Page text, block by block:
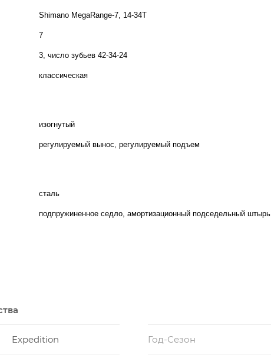
Shimano MegaRange-7, 14-34T
7
3, число зубьев 42-34-24
классическая
изогнутый
регулируемый вынос, регулируемый подъем
сталь
подпружиненное седло, амортизационный подседельный штырь
Expedition Год-Сезон